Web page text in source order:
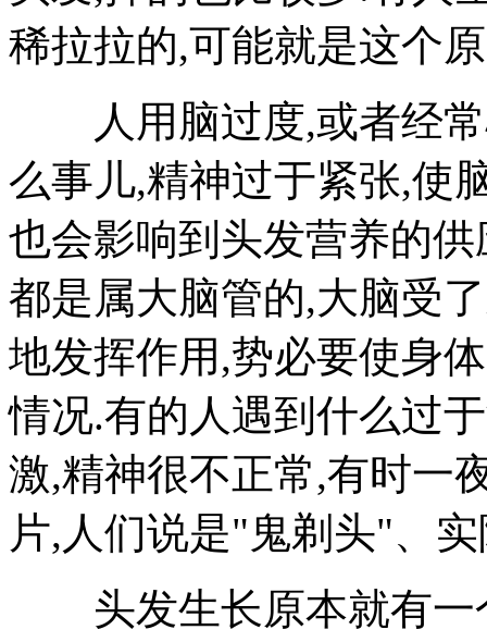
稀拉拉的,可能就是这个
人用脑过度,或者经常
么事儿,精神过于紧张,使
也会影响到头发营养的
都是属大脑管的,大脑受
地发挥作用,势必要使身
情况.有的人遇到什么过
激,精神很不正常,有时一
片,人们说是"鬼剃头"、
头发生长原本就有一